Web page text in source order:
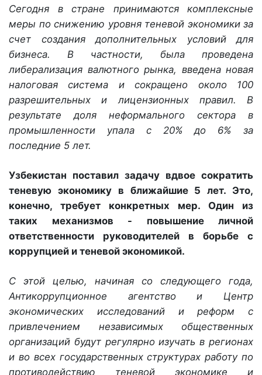
Сегодня в стране принимаются комплексные
меры по снижению уровня теневой экономики за
счет создания дополнительных условий для
бизнеса. В частности, была проведена
либерализация валютного рынка, введена новая
налоговая система и сокращено около 100
разрешительных и лицензионных правил. В
результате доля неформального сектора в
промышленности упала с 20% до 6% за
последние 5 лет.
Узбекистан поставил задачу вдвое сократить
теневую экономику в ближайшие 5 лет. Это,
конечно, требует конкретных мер. Один из
таких механизмов - повышение личной
ответственности руководителей в борьбе с
коррупцией и теневой экономикой.
С этой целью, начиная со следующего года,
Антикоррупционное агентство и Центр
экономических исследований и реформ с
привлечением независимых общественных
организаций будут регулярно изучать в регионах
и во всех государственных структурах работу по
противодействию теневой экономике и